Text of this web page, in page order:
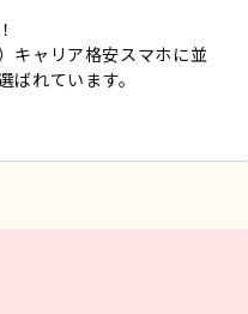
キャリア格安スマホに並
れています。